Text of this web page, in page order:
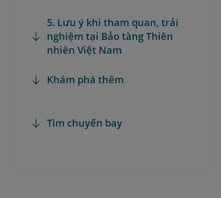
5. Lưu ý khi tham quan, trải
nghiệm tại Bảo tàng Thiên
nhiên Việt Nam
Khám phá thêm
Tìm chuyến bay